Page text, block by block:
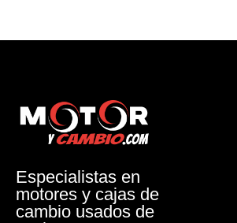
Especialistas en
motores y cajas de
cambio usados de